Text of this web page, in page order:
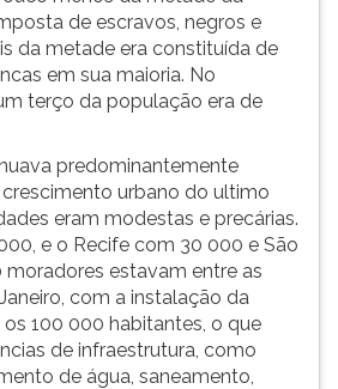
de escravos, negros e
da metade era constituída de
em sua maioria. No
terço da população era de
predominantemente
crescimento urbano do ultimo
eram modestas e precárias.
e o Recife com 30 000 e São
estavam entre as
com a instalação da
100 000 habitantes, o que
de infraestrutura, como
de água, saneamento,